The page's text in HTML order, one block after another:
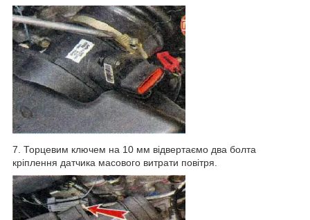
7. Торцевим ключем на 10 мм відвертаємо два болта
кріплення датчика масового витрати повітря.